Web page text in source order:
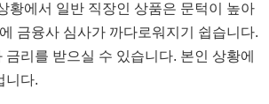
황에서 일반 직장인 상품은 문턱이 높아
금융사 심사가 까다로워지기 쉽습니다.
리를 받으실 수 있습니다. 본인 상황에
니다.